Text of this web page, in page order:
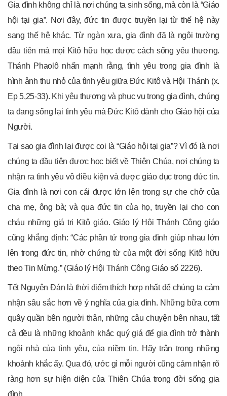
Gia đình không chỉ là nơi chúng ta sinh sống, mà còn là “Giáo
hội tại gia”. Nơi đây, đức tin được truyền lại từ thế hệ này
sang thế hệ khác. Từ ngàn xưa, gia đình đã là ngôi trường
đầu tiên mà mọi Kitô hữu học được cách sống yêu thương.
Thánh Phaolô nhấn mạnh rằng, tình yêu trong gia đình là
hình ảnh thu nhỏ của tình yêu giữa Đức Kitô và Hội Thánh (x.
Ep 5,25-33). Khi yêu thương và phục vụ trong gia đình, chúng
ta đang sống lại tình yêu mà Đức Kitô dành cho Giáo hội của
Người.
Tại sao gia đình lại được coi là “Giáo hội tại gia”? Vì đó là nơi
chúng ta đầu tiên được học biết về Thiên Chúa, nơi chúng ta
nhận ra tình yêu vô điều kiện và được giáo dục trong đức tin.
Gia đình là nơi con cái được lớn lên trong sự che chở của
cha mẹ, ông bà; và qua đức tin của họ, truyền lại cho con
cháu những giá trị Kitô giáo. Giáo lý Hội Thánh Công giáo
cũng khẳng định: “Các phần tử trong gia đình giúp nhau lớn
lên trong đức tin, nhờ chứng từ của một đời sống Kitô hữu
theo Tin Mừng.” (Giáo lý Hội Thánh Công Giáo số 2226).
Tết Nguyên Đán là thời điểm thích hợp nhất để chúng ta cảm
nhận sâu sắc hơn về ý nghĩa của gia đình. Những bữa cơm
quây quần bên người thân, những câu chuyện bên nhau, tất
cả đều là những khoảnh khắc quý giá để gia đình trở thành
ngôi nhà của tình yêu, của niềm tin. Hãy trân trọng những
khoảnh khắc ấy. Qua đó, ước gì mỗi người cũng cảm nhận rõ
ràng hơn sự hiện diện của Thiên Chúa trong đời sống gia
đình.